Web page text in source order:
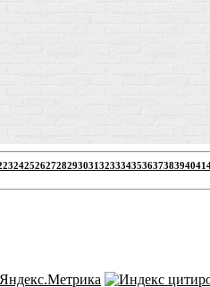
23242526272829303132333435363738394041